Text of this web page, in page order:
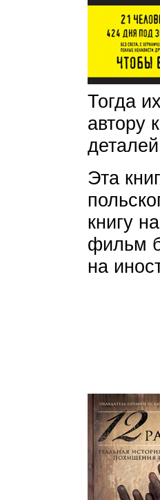
Тогда
автору
Эта
книгу
фильм
на